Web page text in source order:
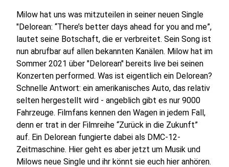
Milow hat uns was mitzuteilen in seiner neuen Single
"Delorean: “There’s better days ahead for you and me”,
lautet seine Botschaft, die er verbreitet. Sein Song ist
nun abrufbar auf allen bekannten Kanälen. Milow hat im
Sommer 2021 über "Delorean" bereits live bei seinen
Konzerten performed. Was ist eigentlich ein Delorean?
Schnelle Antwort: ein amerikanisches Auto, das relativ
selten hergestellt wird - angeblich gibt es nur 9000
Fahrzeuge. Filmfans kennen den Wagen in jedem Fall,
denn er trat in der Filmreihe “Zurück in die Zukunft”
auf. Ein Delorean fungierte dabei als DMC-12-
Zeitmaschine. Hier geht es aber jetzt um Musik und
Milows neue Single und ihr könnt sie euch hier anhören.